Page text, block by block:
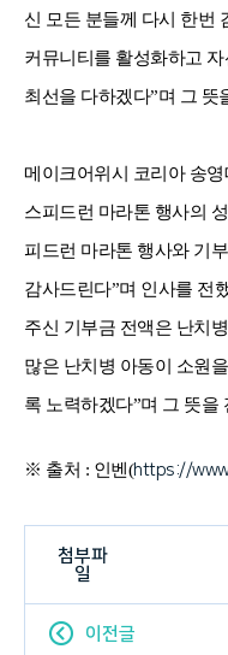
신 모든 분들께 다시 한번
커뮤니티를 활성화하고
최선을 다하겠다”며 그 뜻
메이크어위시 코리아 송
스피드런 마라톤 행사의
피드런 마라톤 행사와 기
감사드린다”며 인사를 전
주신 기부금 전액은 난치
많은 난치병 아동이 소원
록 노력하겠다”며 그 뜻을
※ 출처 : 인벤(https://
첨부파
일
이전글